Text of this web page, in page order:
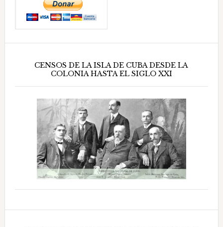
CENSOS DE LA ISLA DE CUBA DESDE LA
COLONIA HASTA EL SIGLO XXI